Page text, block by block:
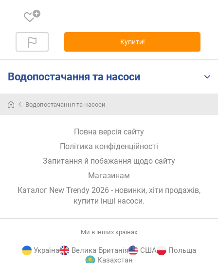
и
н
к
м
в
д
о
о
г
и
Купити!
Водопостачання та насоси
Водопостачання та насоси
Повна версія сайту
Політика конфіденційності
Запитання й побажання щодо сайту
Магазинам
Каталог New Trendy 2026 - новинки, хіти продажів,
купити інші насоси.
Ми в інших країнах
Україна Велика Британія США
Польща
Казахстан